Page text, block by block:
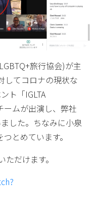
旅行協会)が主
してコロナの現状な
ト「IGLTA
ムが出演し、弊社
した。ちなみに小泉
とめています。
だけます。